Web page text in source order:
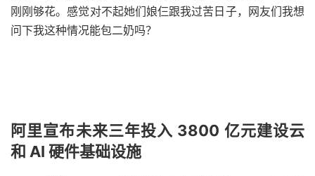
刚刚够花。感觉对不起她们娘仨跟我过苦日子，网友们我想
问下我这种情况能包二奶吗？
阿里宣布未来三年投入 3800 亿元建设云
和 AI 硬件基础设施